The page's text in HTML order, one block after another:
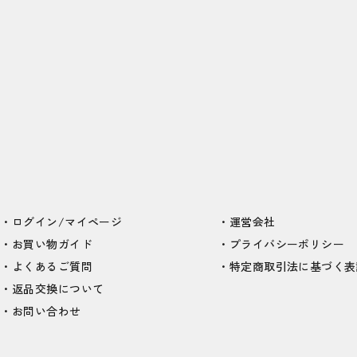
ログイン/マイページ
お買い物ガイド
よくあるご質問
返品交換について
お問い合わせ
運営会社
プライバシーポリシー
特定商取引法に基づく